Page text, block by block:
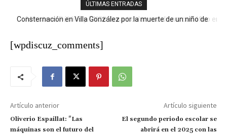
ÚLTIMAS ENTRADAS
Consternación en Villa González por la muerte de un niño de
Ministerio Público y DNCD desarticulan red de narcotráfico en
[wpdiscuz_comments]
Artículo anterior
Oliverio Espaillat: "Las
máquinas son el futuro del
Artículo siguiente
El segundo periodo escolar se
abrirá en el 2025 con las